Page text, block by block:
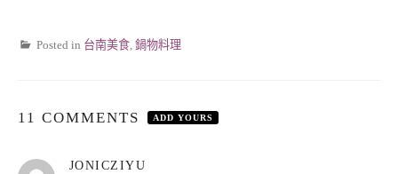
Posted in 台南美食, 鍋物料理
11 COMMENTS ADD YOURS
JONICZIYU